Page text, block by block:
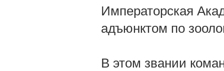
Императорская
адъюнктом по
В этом звании